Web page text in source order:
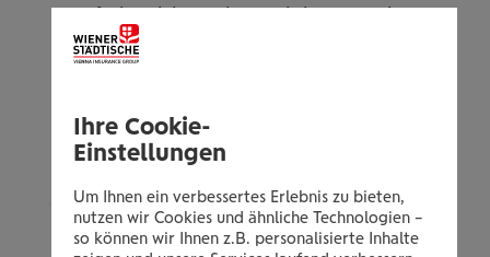
frei, welcher Schutz mit ins Gepäck
zur Reiseversicherung
Ihre Cookie-
Einstellungen
Um Ihnen ein verbessertes Erlebnis zu bieten,
nutzen wir Cookies und ähnliche Technologien –
so können wir Ihnen z.B. personalisierte Inhalte